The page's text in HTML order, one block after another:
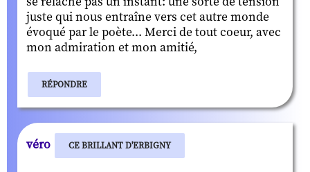
juste qui nous entraîne vers cet autre monde
évoqué par le poète... Merci de tout coeur, avec
mon admiration et mon amitié,
RÉPONDRE
véro CE BRILLANT D'ERBIGNY